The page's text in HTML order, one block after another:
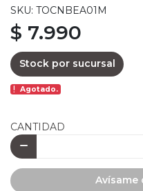
SKU: TOCNBEA01M
$ 7.990
Stock por sucursal
Agotado.
CANTIDAD
Avísame